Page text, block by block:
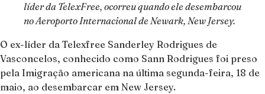
líder da TelexFree, ocorreu quando ele desembarcou
no Aeroporto Internacional de Newark, New Jersey.
O ex-líder da Telexfree Sanderley Rodrigues de
Vasconcelos, conhecido como Sann Rodrigues foi preso
pela Imigração americana na última segunda-feira, 18 de
maio, ao desembarcar em New Jersey.